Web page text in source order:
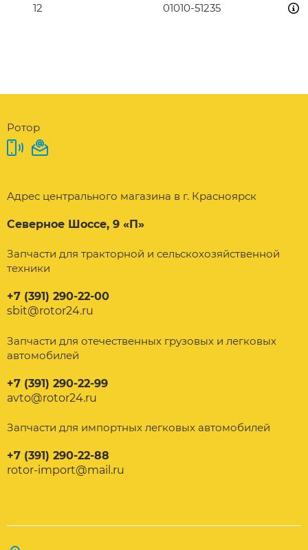
12 01010-51235
Ротор
Адрес центрального магазина в г. Красноярск
Северное Шоссе, 9 «П»
Запчасти для тракторной и сельскохозяйственной
техники
+7 (391) 290-22-00
sbit@rotor24.ru
Запчасти для отечественных грузовых и легковых
автомобилей
+7 (391) 290-22-99
avto@rotor24.ru
Запчасти для импортных легковых автомобилей
+7 (391) 290-22-88
rotor-import@mail.ru